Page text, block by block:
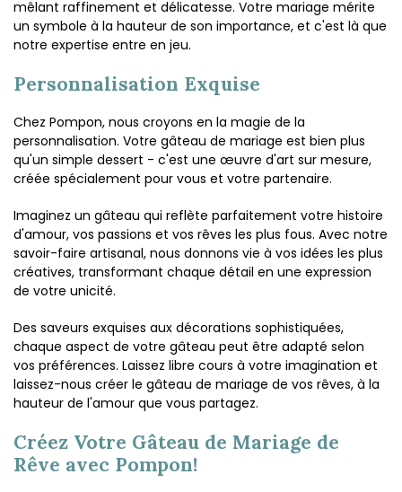
mêlant raffinement et délicatesse. Votre mariage mérite
un symbole à la hauteur de son importance, et c'est là que
notre expertise entre en jeu.
Personnalisation Exquise
Chez Pompon, nous croyons en la magie de la
personnalisation. Votre gâteau de mariage est bien plus
qu'un simple dessert - c'est une œuvre d'art sur mesure,
créée spécialement pour vous et votre partenaire.
Imaginez un gâteau qui reflète parfaitement votre histoire
d'amour, vos passions et vos rêves les plus fous. Avec notre
savoir-faire artisanal, nous donnons vie à vos idées les plus
créatives, transformant chaque détail en une expression
de votre unicité.
Des saveurs exquises aux décorations sophistiquées,
chaque aspect de votre gâteau peut être adapté selon
vos préférences. Laissez libre cours à votre imagination et
laissez-nous créer le gâteau de mariage de vos rêves, à la
hauteur de l'amour que vous partagez.
Créez Votre Gâteau de Mariage de
Rêve avec Pompon!